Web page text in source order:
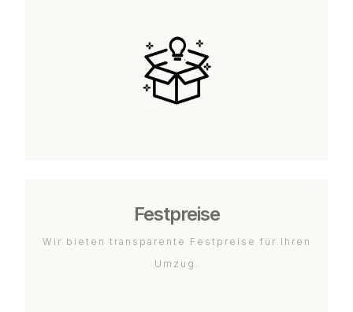
Festpreise
Wir bieten transparente Festpreise für Ihren
Umzug.